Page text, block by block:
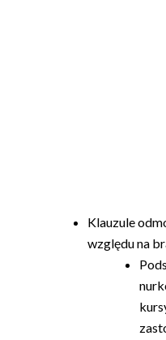
Klauzule
względu na